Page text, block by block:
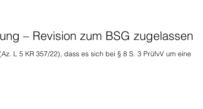
– Revision zum BSG zugelassen
L 5 KR 357/22), dass es sich bei § 8 S. 3 PrüfvV um eine